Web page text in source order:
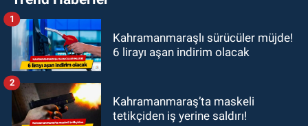
Kahramanmaraşlı sürücüler müjde!
6 lirayı aşan indirim olacak
1
Kahramanmaraş’ta maskeli
tetikçiden iş yerine saldırı!
2